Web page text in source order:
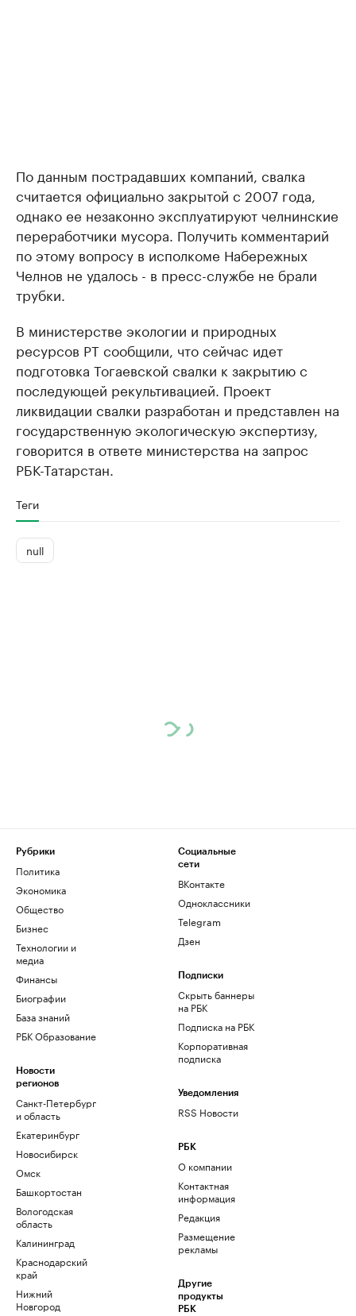
По данным пострадавших компаний, свалка
считается официально закрытой с 2007 года,
однако ее незаконно эксплуатируют челнинские
переработчики мусора. Получить комментарий
по этому вопросу в исполкоме Набережных
Челнов не удалось - в пресс-службе не брали
трубки.
В министерстве экологии и природных
ресурсов РТ сообщили, что сейчас идет
подготовка Тогаевской свалки к закрытию с
последующей рекультивацией. Проект
ликвидации свалки разработан и представлен на
государственную экологическую экспертизу,
говорится в ответе министерства на запрос
РБК-Татарстан.
Теги
null
Рубрики
Политика
Экономика
Общество
Бизнес
Технологии и
медиа
Финансы
Биографии
База знаний
РБК Образование
Новости
регионов
Санкт-Петербург
и область
Екатеринбург
Новосибирск
Омск
Башкортостан
Вологодская
область
Калининград
Краснодарский
край
Нижний
Новгород
Социальные
сети
ВКонтакте
Одноклассники
Telegram
Дзен
Подписки
Скрыть баннеры
на РБК
Подписка на РБК
Корпоративная
подписка
Уведомления
RSS Новости
РБК
О компании
Контактная
информация
Редакция
Размещение
рекламы
Другие
продукты
РБК